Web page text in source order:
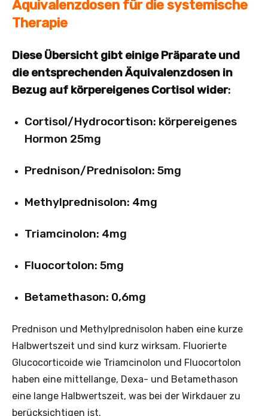
Äquivalenzdosen für die systemische
Therapie
Diese Übersicht gibt einige ­Präparate und
die entsprechenden Äquivalenzdosen in
Bezug auf körpereigenes Cortisol wider:
Cortisol/Hydrocortison: körpereigenes
Hormon 25mg
Prednison/Prednisolon: 5mg
Methylprednisolon: 4mg
Triamcinolon: 4mg
Fluocortolon: 5mg
Betamethason: 0,6mg
Prednison und Methylprednisolon haben eine kurze
Halbwertszeit und sind kurz wirksam. Fluorierte
Glucocorticoide wie Triamcinolon und Fluocortolon
haben eine mittellange, Dexa- und Betamethason
eine lange Halbwertszeit, was bei der Wirkdauer zu
berücksichtigen ist.